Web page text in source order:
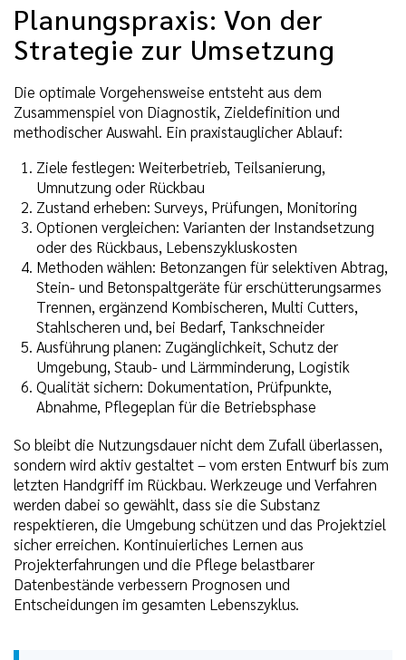
Planungspraxis: Von der
Strategie zur Umsetzung
Die optimale Vorgehensweise entsteht aus dem
Zusammenspiel von Diagnostik, Zieldefinition und
methodischer Auswahl. Ein praxistauglicher Ablauf:
Ziele festlegen: Weiterbetrieb, Teilsanierung,
Umnutzung oder Rückbau
Zustand erheben: Surveys, Prüfungen, Monitoring
Optionen vergleichen: Varianten der Instandsetzung
oder des Rückbaus, Lebenszykluskosten
Methoden wählen: Betonzangen für selektiven Abtrag,
Stein- und Betonspaltgeräte für erschütterungsarmes
Trennen, ergänzend Kombischeren, Multi Cutters,
Stahlscheren und, bei Bedarf, Tankschneider
Ausführung planen: Zugänglichkeit, Schutz der
Umgebung, Staub- und Lärmminderung, Logistik
Qualität sichern: Dokumentation, Prüfpunkte,
Abnahme, Pflegeplan für die Betriebsphase
So bleibt die Nutzungsdauer nicht dem Zufall überlassen,
sondern wird aktiv gestaltet – vom ersten Entwurf bis zum
letzten Handgriff im Rückbau. Werkzeuge und Verfahren
werden dabei so gewählt, dass sie die Substanz
respektieren, die Umgebung schützen und das Projektziel
sicher erreichen. Kontinuierliches Lernen aus
Projekterfahrungen und die Pflege belastbarer
Datenbestände verbessern Prognosen und
Entscheidungen im gesamten Lebenszyklus.